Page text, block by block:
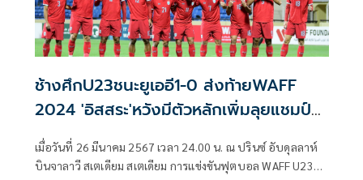
ช้างศึกU23ชนะยูเออี1-0 ส่งท้ายWAFF
2024 'อิสสระ'หวังมีตัวหลักเพิ่มลุยแชมป์
เอเชีย
เมื่อวันที่ 26 มีนาคม 2567 เวลา 24.00 น. ณ ปรินซ์ อับดุลลาห์
บินจาลาวี สเตเดียม สเตเดียม การแข่งขันฟุตบอล WAFF U23